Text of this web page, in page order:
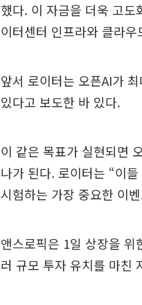
했다. 이 자금을 더욱 고도
이터센터 인프라와 클라
앞서 로이터는 오픈AI가
있다고 보도한 바 있다.
이 같은 목표가 실현되면
나가 된다. 로이터는 “이
시험하는 가장 중요한 이
앤스로픽은 1일 상장을
러 규모 투자 유치를 마친